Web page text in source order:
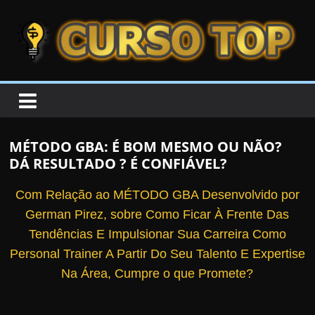
CURSOTOP
s
e
l
h
e
MÉTODO GBA: É BOM MESMO OU NÃO?
DÁ RESULTADO ? É CONFIÁVEL?
Com Relação ao MÉTODO GBA Desenvolvido por
German Pirez, sobre Como Ficar À Frente Das
Tendências E Impulsionar Sua Carreira Como
Personal Trainer A Partir Do Seu Talento E Expertise
Na Área, Cumpre o que Promete?